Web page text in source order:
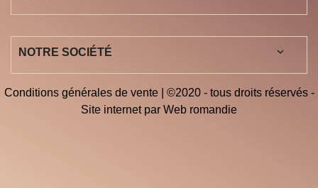
NOTRE SOCIÉTÉ 
Conditions générales de vente| ©2020 - tous droits réservés -
Site internet par Web romandie